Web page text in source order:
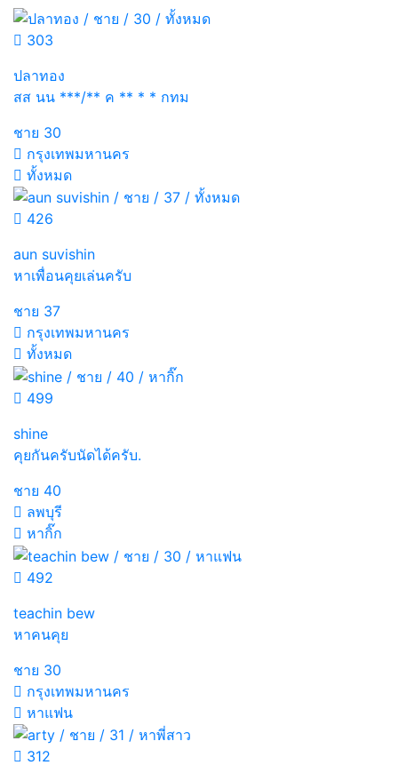
303
ปลาทอง
สส นน ***/** ค ** * * กทม
ชาย 30
กรุงเทพมหานคร
ทั้งหมด
426
aun suvishin
หาเพื่อนคุยเล่นครับ
ชาย 37
กรุงเทพมหานคร
ทั้งหมด
499
shine
คุยกันครับนัดได้ครับ.
ชาย 40
ลพบุรี
หากิ๊ก
492
teachin bew
หาคนคุย
ชาย 30
กรุงเทพมหานคร
หาแฟน
312